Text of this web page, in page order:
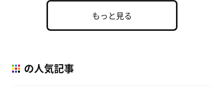
もっと見る
の人気記事